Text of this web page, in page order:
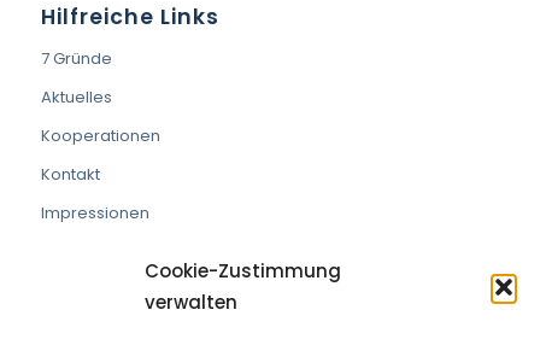
Cookie-Zustimmung
verwalten
Hilfreiche Links
7 Gründe
Aktuelles
Kooperationen
Kontakt
Impressionen